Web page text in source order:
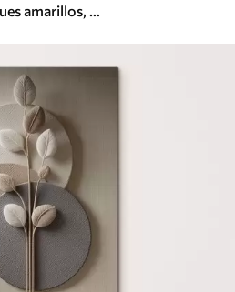
Paisaje abstracto con toques amarillos, una composición minimalista de tierra, agua y cielo, con colores apagados